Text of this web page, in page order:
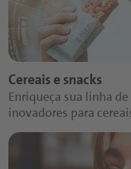
Cereais e snacks
Enriqueça sua linha
inovadores para